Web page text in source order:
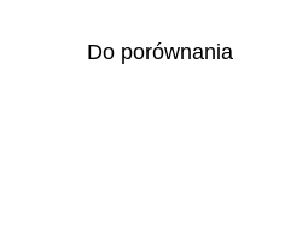
Do porównania